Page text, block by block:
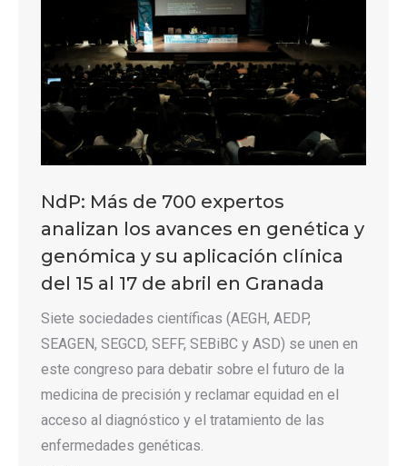
NdP: Más de 700 expertos
analizan los avances en genética y
genómica y su aplicación clínica
del 15 al 17 de abril en Granada
Siete sociedades científicas (AEGH, AEDP,
SEAGEN, SEGCD, SEFF, SEBiBC y ASD) se unen en
este congreso para debatir sobre el futuro de la
medicina de precisión y reclamar equidad en el
acceso al diagnóstico y el tratamiento de las
enfermedades genéticas.